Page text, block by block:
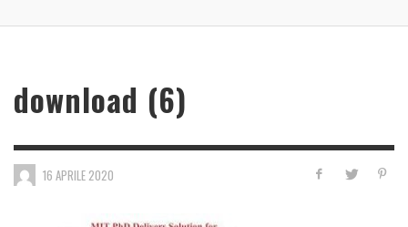
download (6)
16 APRILE 2020